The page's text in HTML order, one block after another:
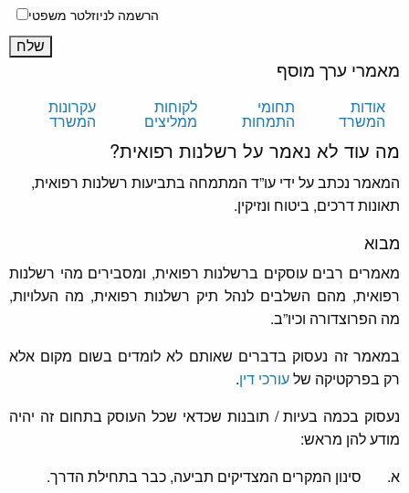
הרשמה לניוזלטר משפטי
מאמרי ערך מוסף
אודות
המשרד
תחומי
התמחות
לקוחות
ממליצים
עקרונות
המשרד
מה עוד לא נאמר על רשלנות רפואית?
המאמר נכתב על ידי עו”ד המתמחה בתביעות רשלנות רפואית,
תאונות דרכים, ביטוח ונזיקין.
מבוא
מאמרים רבים עוסקים ברשלנות רפואית, ומסבירים מהי רשלנות
רפואית, מהם השלבים לנהל תיק רשלנות רפואית, מה העלויות,
מה הפרוצדורה וכיו”ב.
במאמר זה נעסוק בדברים שאותם לא לומדים בשום מקום אלא
רק בפרקטיקה שלעורכי דין.
נעסוק בכמה בעיות / תובנות שכדאי שכל העוסק בתחום זה יהיה
מודע להן מראש:
א. סינון המקרים המצדיקים תביעה, כבר בתחילת הדרך.